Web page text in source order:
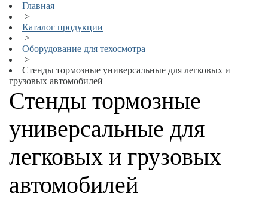
Главная
>
Каталог продукции
>
Оборудование для техосмотра
>
Стенды тормозные универсальные для легковых и
грузовых автомобилей
Стенды тормозные
универсальные для
легковых и грузовых
автомобилей